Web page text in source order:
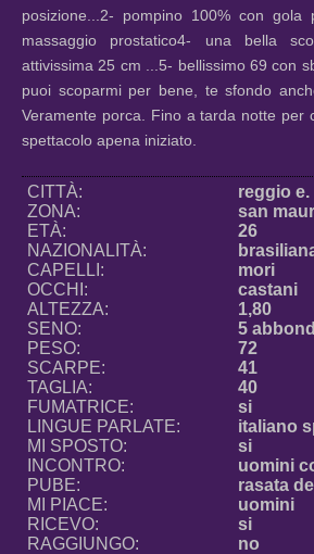
posizione...2- pompino 100% con gola
massaggio prostatico4- una bella
attivissima 25 cm ...5- bellissimo 69 con
puoi scoparmi per bene, te sfondo
Veramente porca. Fino a tarda notte per
spettacolo apena iniziato.
CITTÀ:
reggio e.
ZONA:
san
ETÀ:
26
NAZIONALITÀ:
CAPELLI:
mori
OCCHI:
castani
ALTEZZA:
1,80
SENO:
5
PESO:
72
SCARPE:
41
TAGLIA:
40
FUMATRICE:
si
LINGUE PARLATE:
italiano
MI SPOSTO:
si
INCONTRO:
uomini
PUBE:
rasata
MI PIACE:
uomini
RICEVO:
si
RAGGIUNGO:
no